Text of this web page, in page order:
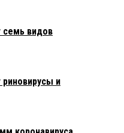
семь видов
и